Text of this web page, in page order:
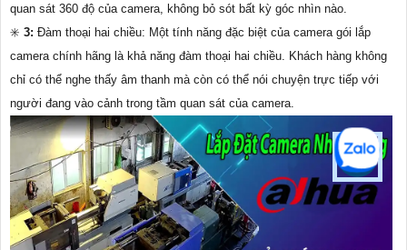
quan sát 360 độ của camera, không bỏ sót bất kỳ góc nhìn nào.
✳️ 3: Đàm thoại hai chiều: Một tính năng đặc biệt của camera gói lắp
camera chính hãng là khả năng đàm thoại hai chiều. Khách hàng không
chỉ có thể nghe thấy âm thanh mà còn có thể nói chuyện trực tiếp với
người đang vào cảnh trong tầm quan sát của camera. ️